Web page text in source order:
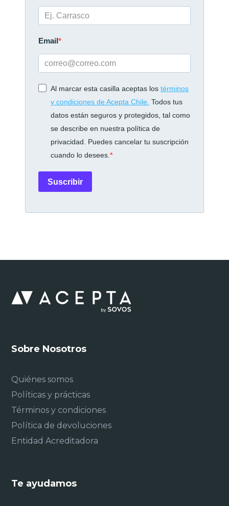
Email
Al marcar esta casilla aceptas los términos
y condiciones de Acepta Chile. Todos tus
datos están seguros y protegidos, tal como
se describe en nuestra política de
privacidad. Puedes cancelar tu suscripción
cuando lo desees.
Suscribir
Sobre Nosotros
Quiénes somos
Políticas y prácticas
Términos y condiciones
Política de devoluciones
Entidad Acreditadora
Te ayudamos